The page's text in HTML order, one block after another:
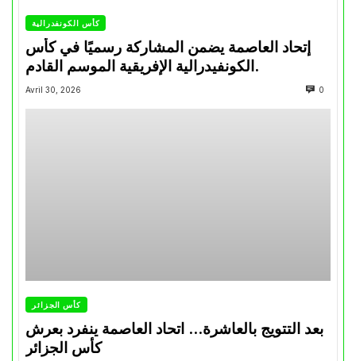
كأس الكونفدرالية
إتحاد العاصمة يضمن المشاركة رسميًا في كأس
الكونفيدرالية الإفريقية الموسم القادم.
Avril 30, 2026 0
كأس الجزائر
بعد التتويج بالعاشرة… اتحاد العاصمة ينفرد بعرش
كأس الجزائر